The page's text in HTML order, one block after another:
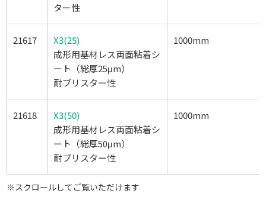
ター性
21617
X3(25)
成形用基材レス両面粘着シ
ート（総厚25μm）
耐ブリスター性
1000mm
21618
X3(50)
成形用基材レス両面粘着シ
ート（総厚50μm）
耐ブリスター性
1000mm
※スクロールしてご覧いただけます